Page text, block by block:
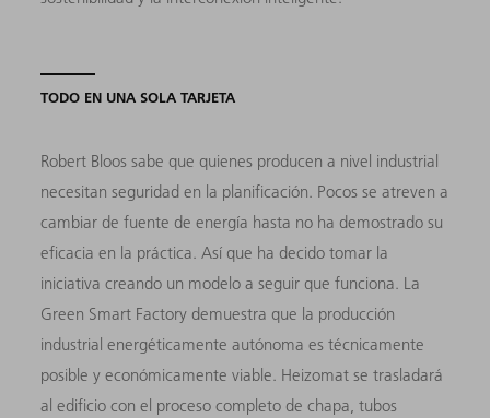
TODO EN UNA SOLA TARJETA
Robert Bloos sabe que quienes producen a nivel industrial
necesitan seguridad en la planificación. Pocos se atreven a
cambiar de fuente de energía hasta no ha demostrado su
eficacia en la práctica. Así que ha decido tomar la
iniciativa creando un modelo a seguir que funciona. La
Green Smart Factory demuestra que la producción
industrial energéticamente autónoma es técnicamente
posible y económicamente viable. Heizomat se trasladará
al edificio con el proceso completo de chapa, tubos